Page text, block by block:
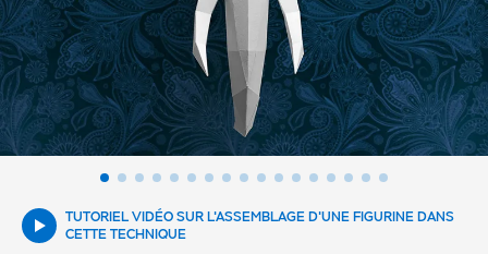
TUTORIEL VIDÉO SUR L'ASSEMBLAGE D'UNE FIGURINE DANS
CETTE TECHNIQUE